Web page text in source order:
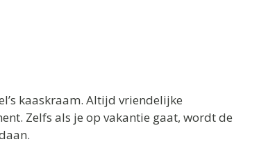
kaaskraam. Altijd vriendelijke
Zelfs als je op vakantie gaat, wordt de